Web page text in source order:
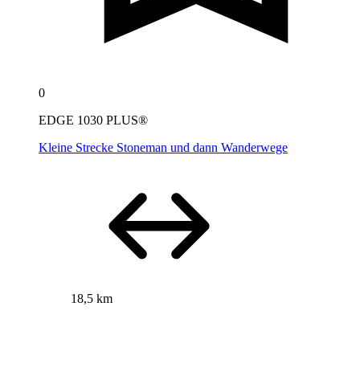
0
EDGE 1030 PLUS®
Kleine Strecke Stoneman und dann Wanderwege
18,5 km